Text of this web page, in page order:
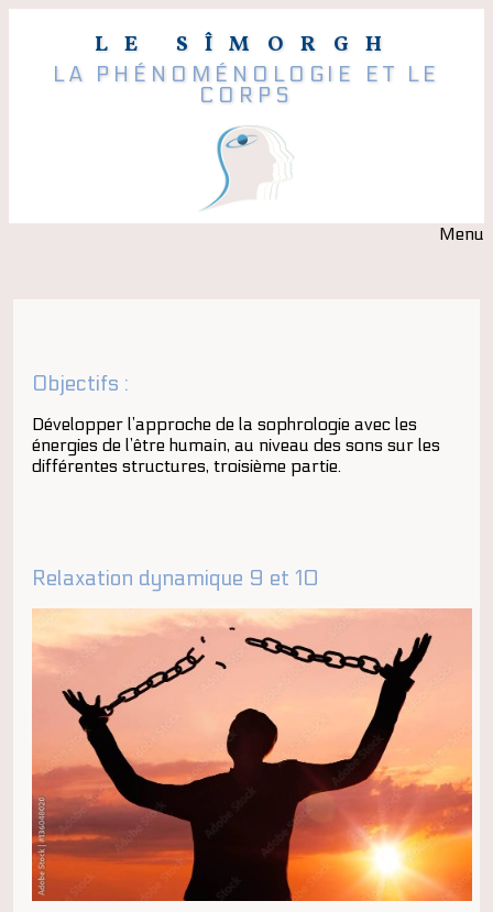
LE SÎMORGH
LA PHÉNOMÉNOLOGIE ET LE
CORPS
Menu
Objectifs :
Développer l’approche de la sophrologie avec les
énergies de l’être humain, au niveau des sons sur les
différentes structures, troisième partie.
Relaxation dynamique 9 et 10